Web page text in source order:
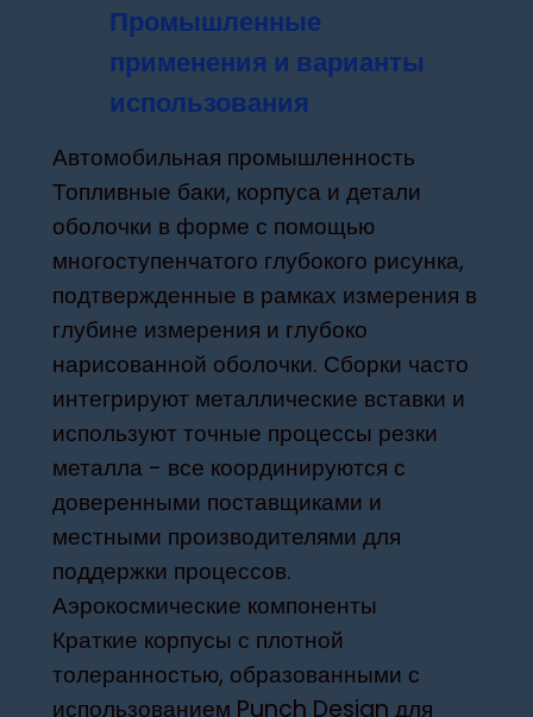
Промышленные
применения и варианты
использования
Автомобильная промышленность
Топливные баки, корпуса и детали
оболочки в форме с помощью
многоступенчатого глубокого рисунка,
подтвержденные в рамках измерения в
глубине измерения и глубоко
нарисованной оболочки. Сборки часто
интегрируют металлические вставки и
используют точные процессы резки
металла - все координируются с
доверенными поставщиками и
местными производителями для
поддержки процессов.
Аэрокосмические компоненты
Краткие корпусы с плотной
толеранностью, образованными с
использованием Punch Design для